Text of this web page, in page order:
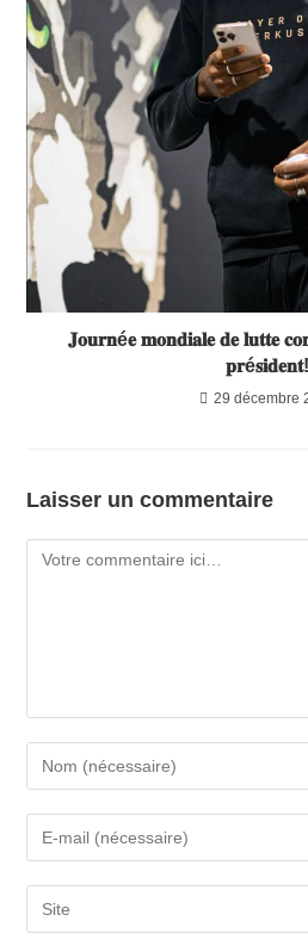
𝐉𝐨𝐮𝐫𝐧é𝐞 𝐦𝐨𝐧𝐝𝐢𝐚𝐥𝐞 𝐝𝐞 𝐥𝐮𝐭𝐭𝐞
𝐩𝐫é𝐬𝐢𝐝𝐞𝐧𝐭!
29 décembre
Laisser un commentaire